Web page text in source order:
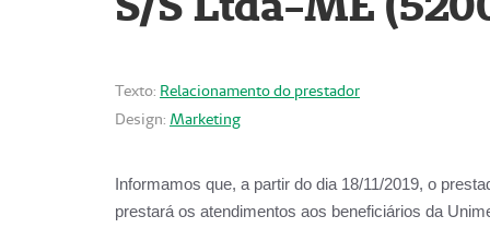
Texto: Relacionamento do prestador
Design: Marketing
Informamos que, a partir do dia 18/11/2019, o
prestará os atendimentos aos beneficiários da